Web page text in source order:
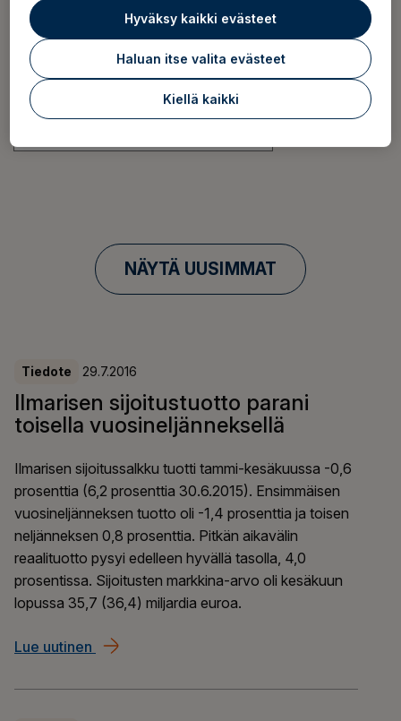
Suodata:
Aihepiiri
Vuosi
NÄYTÄ UUSIMMAT
Tiedote 29.7.2016
Ilmarisen sijoitustuotto parani
toisella vuosineljänneksellä
Ilmarisen sijoitussalkku tuotti tammi-kesäkuussa -0,6
prosenttia (6,2 prosenttia 30.6.2015). Ensimmäisen
vuosineljänneksen tuotto oli -1,4 prosenttia ja toisen
neljänneksen 0,8 prosenttia. Pitkän aikavälin
reaalituotto pysyi edelleen hyvällä tasolla, 4,0
prosentissa. Sijoitusten markkina-arvo oli kesäkuun
lopussa 35,7 (36,4) miljardia euroa.
Lue uutinen Ilmarisen sijoitustuotto parani toisella
Hyväksy kaikki evästeet
Haluan itse valita evästeet
Kiellä kaikki